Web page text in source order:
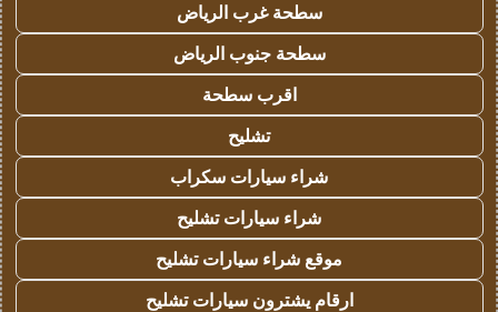
سطحة غرب الرياض
سطحة جنوب الرياض
اقرب سطحة
تشليح
شراء سيارات سكراب
شراء سيارات تشليح
موقع شراء سيارات تشليح
ارقام يشترون سيارات تشليح